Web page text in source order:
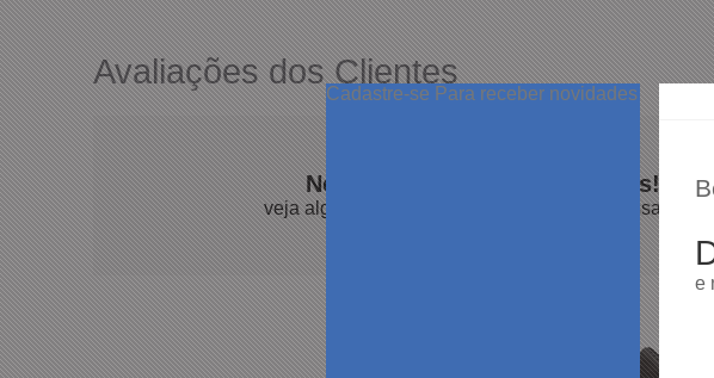
Cadastre-se Para receber novidades
e
Avaliações dos Clientes
Nossos clientes falam por nós!
veja algumas avaliações de produtos da nossa loja.